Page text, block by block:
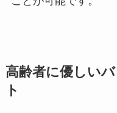
高齢者に優しい
ト